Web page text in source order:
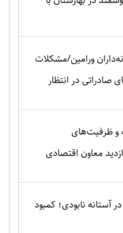
ورامین/مشکلات
صادراتی در انتظار
و ظرفیت‌های
معاون اقتصادی
آستانه نابودی؛ کمبود